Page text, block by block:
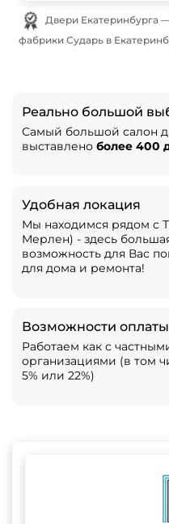
фабрики Сударь в
Реально большой
Самый большой салон
выставлено более 400
Удобная локация
Мы находимся рядом с
Мерлен) - здесь
возможность для Вас
для дома и ремонта!
Возможности оплаты
Работаем как с
организациями (в том
5% или 22%)